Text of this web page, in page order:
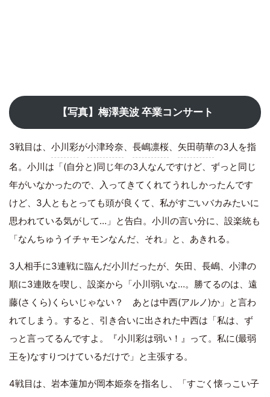
【写真】梅澤美波 卒業コンサート
3戦目は、 小川彩が小津玲奈、 長嶋凛桜、 矢田萌華の3人を指
名。小川は「(自分と)同じ年の3人なんですけど、ずっと同じ
年がいなかったので、入ってきてくれてうれしかったんです
けど、3人ともとっても頭が良くて、私がすごいバカみたいに
思われている気がして…」と告白。小川の言い分に、設楽統も
「なんちゅうイチャモンなんだ、それ」と、あきれる。
3人相手に3連戦に臨んだ小川だったが、矢田、長嶋、小津の
順に3連敗を喫し、設楽から「小川弱いな…。勝てるのは、遠
藤(さくら)くらいじゃない？ あとは中西(アルノ)か」と言わ
れてしまう。すると、引き合いに出された中西は「私は、ず
っと言ってるんですよ。『小川彩は弱い！』って。私に(最弱
王を)なすりつけているだけで」と主張する。
4戦目は、岩本蓮加が岡本姫奈を指名し、「すごく懐っこい子